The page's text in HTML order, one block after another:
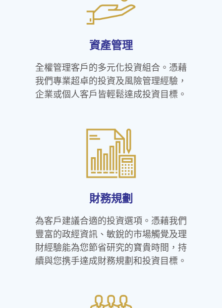
資產管理
全權管理客戶的多元化投資組合。憑藉
我們專業超卓的投資及風險管理經驗，
企業或個人客戶皆輕鬆達成投資目標。
財務規劃
為客戶建議合適的投資選項。憑藉我們
豐富的政經資訊、敏銳的市場觸覺及理
財經驗能為您節省研究的寶貴時間，持
續與您携手達成財務規劃和投資目標。